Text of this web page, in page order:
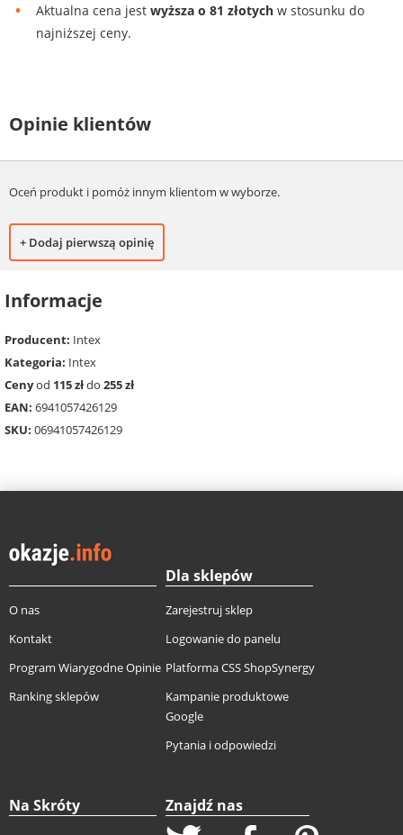
Aktualna cena jest wyższa o 81 złotych w stosunku do
najniższej ceny.
Opinie klientów
Oceń produkt i pomóż innym klientom w wyborze.
+ Dodaj pierwszą opinię
Informacje
Producent: Intex
Kategoria: Intex
Cenyod 115 złdo 255 zł
EAN: 6941057426129
SKU: 06941057426129
O nas
Kontakt
Program Wiarygodne Opinie
Ranking sklepów
Dla sklepów
Zarejestruj sklep
Logowanie do panelu
Platforma CSS ShopSynergy
Kampanie produktowe
Google
Pytania i odpowiedzi
Na Skróty Znajdź nas